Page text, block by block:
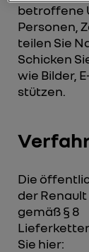
betroffene
Personen,
teilen Sie
Schicken
wie Bilder,
stützen.
Die
der
gemäß § 8
Sie hier: